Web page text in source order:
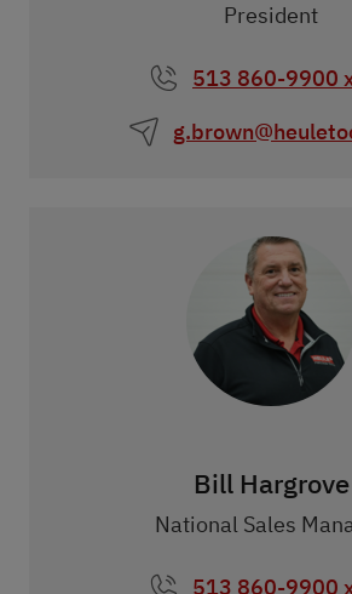
President
513 860-9900
Bill Hargrove
National Sales
513 860-9900